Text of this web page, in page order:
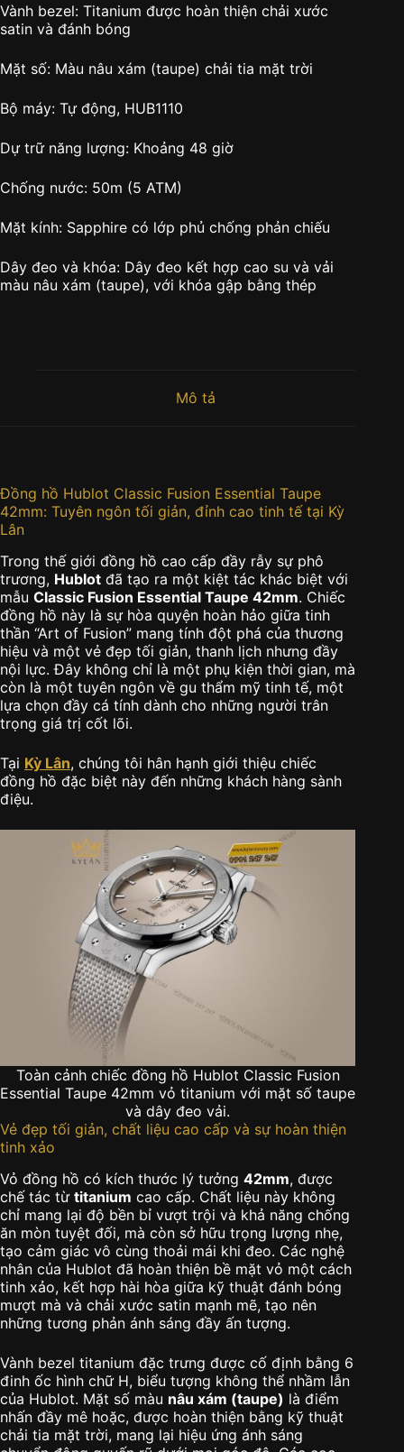
Vành bezel: Titanium được hoàn thiện chải xước
satin và đánh bóng
Mặt số: Màu nâu xám (taupe) chải tia mặt trời
Bộ máy: Tự động, HUB1110
Dự trữ năng lượng: Khoảng 48 giờ
Chống nước: 50m (5 ATM)
Mặt kính: Sapphire có lớp phủ chống phản chiếu
Dây đeo và khóa: Dây đeo kết hợp cao su và vải
màu nâu xám (taupe), với khóa gập bằng thép
Mô tả
Đồng hồ Hublot Classic Fusion Essential Taupe
42mm: Tuyên ngôn tối giản, đỉnh cao tinh tế tại Kỳ
Lân
Trong thế giới đồng hồ cao cấp đầy rẫy sự phô
trương, Hublot đã tạo ra một kiệt tác khác biệt với
mẫu Classic Fusion Essential Taupe 42mm. Chiếc
đồng hồ này là sự hòa quyện hoàn hảo giữa tinh
thần “Art of Fusion” mang tính đột phá của thương
hiệu và một vẻ đẹp tối giản, thanh lịch nhưng đầy
nội lực. Đây không chỉ là một phụ kiện thời gian, mà
còn là một tuyên ngôn về gu thẩm mỹ tinh tế, một
lựa chọn đầy cá tính dành cho những người trân
trọng giá trị cốt lõi.
Tại Kỳ Lân, chúng tôi hân hạnh giới thiệu chiếc
đồng hồ đặc biệt này đến những khách hàng sành
điệu.
Toàn cảnh chiếc đồng hồ Hublot Classic Fusion
Essential Taupe 42mm vỏ titanium với mặt số taupe
và dây đeo vải.
Vẻ đẹp tối giản, chất liệu cao cấp và sự hoàn thiện
tinh xảo
Vỏ đồng hồ có kích thước lý tưởng 42mm, được
chế tác từ titanium cao cấp. Chất liệu này không
chỉ mang lại độ bền bỉ vượt trội và khả năng chống
ăn mòn tuyệt đối, mà còn sở hữu trọng lượng nhẹ,
tạo cảm giác vô cùng thoải mái khi đeo. Các nghệ
nhân của Hublot đã hoàn thiện bề mặt vỏ một cách
tinh xảo, kết hợp hài hòa giữa kỹ thuật đánh bóng
mượt mà và chải xước satin mạnh mẽ, tạo nên
những tương phản ánh sáng đầy ấn tượng.
Vành bezel titanium đặc trưng được cố định bằng 6
đinh ốc hình chữ H, biểu tượng không thể nhầm lẫn
của Hublot. Mặt số màu nâu xám (taupe) là điểm
nhấn đầy mê hoặc, được hoàn thiện bằng kỹ thuật
chải tia mặt trời, mang lại hiệu ứng ánh sáng